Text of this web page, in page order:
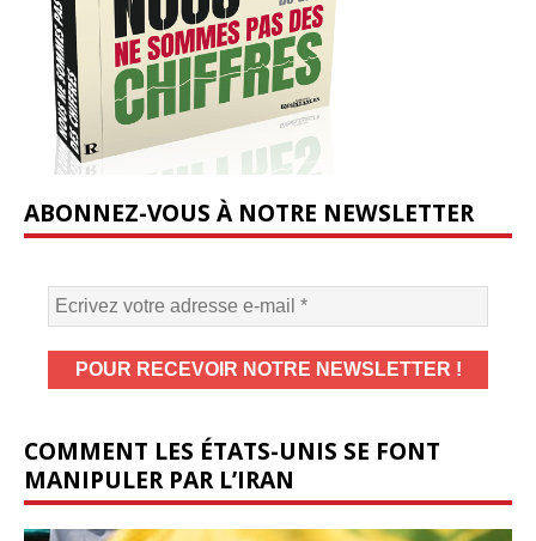
ABONNEZ-VOUS À NOTRE NEWSLETTER
COMMENT LES ÉTATS-UNIS SE FONT
MANIPULER PAR L’IRAN